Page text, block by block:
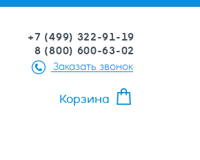
+7 (499) 322-91-19
8 (800) 600-63-02
Заказать звонок
Корзина